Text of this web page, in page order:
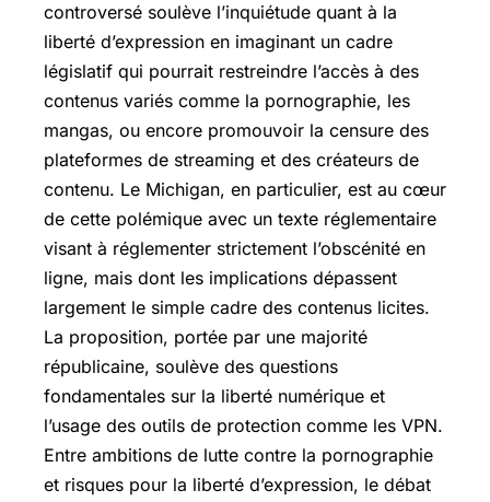
controversé soulève l’inquiétude quant à la
liberté d’expression en imaginant un cadre
législatif qui pourrait restreindre l’accès à des
contenus variés comme la pornographie, les
mangas, ou encore promouvoir la censure des
plateformes de streaming et des créateurs de
contenu. Le Michigan, en particulier, est au cœur
de cette polémique avec un texte réglementaire
visant à réglementer strictement l’obscénité en
ligne, mais dont les implications dépassent
largement le simple cadre des contenus licites.
La proposition, portée par une majorité
républicaine, soulève des questions
fondamentales sur la liberté numérique et
l’usage des outils de protection comme les VPN.
Entre ambitions de lutte contre la pornographie
et risques pour la liberté d’expression, le débat